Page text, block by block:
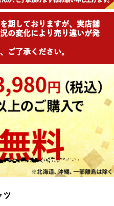
期しておりますが、実店舗
の変化により売り違いが発
ご了承ください。
ツ